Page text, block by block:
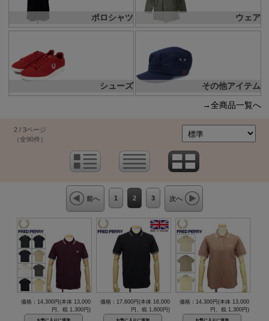
ポロシャツ ウェア
シューズ
その他アイテム
→全商品一覧へ
2 / 3ページ
（全90件）
前へ 1 2 3 次へ
価格：14,300円(本体 13,000
円、税 1,300円)
価格：17,600円(本体 16,000
円、税 1,600円)
価格：14,300円(本体 13,000
円、税 1,300円)